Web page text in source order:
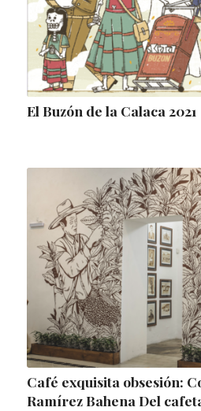
El Buzón de la Calaca 2021
Café exquisita obsesión:
Ramírez Bahena Del